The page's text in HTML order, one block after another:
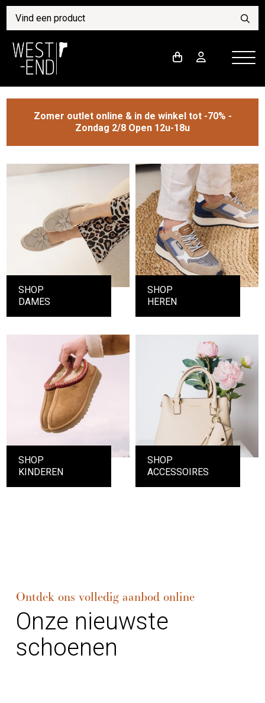
Zomer outlet online & in de winkel tot -70% -
Zondag 2/8 Open 12u-18u
SHOP
DAMES
SHOP
HEREN
SHOP
KINDEREN
SHOP
ACCESSOIRES
Ontdek ons volledig aanbod online
Onze nieuwste
schoenen